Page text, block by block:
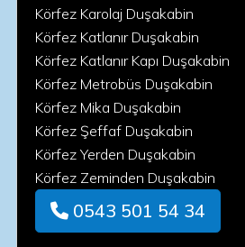
Körfez Karolaj Duşakabin
Körfez Katlanır Duşakabin
Körfez Katlanır Kapı Duşakabin
Körfez Metrobüs Duşakabin
Körfez Mika Duşakabin
Körfez Şeffaf Duşakabin
Körfez Yerden Duşakabin
Körfez Zeminden Duşakabin
0543 501 54 34